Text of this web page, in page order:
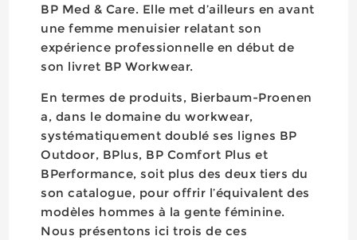
BP Med & Care. Elle met d’ailleurs en avant
une femme menuisier relatant son
expérience professionnelle en début de
son livret BP Workwear.
En termes de produits, Bierbaum-Proenen
a, dans le domaine du workwear,
systématiquement doublé ses lignes BP
Outdoor, BPlus, BP Comfort Plus et
BPerformance, soit plus des deux tiers du
son catalogue, pour offrir l’équivalent des
modèles hommes à la gente féminine.
Nous présentons ici trois de ces